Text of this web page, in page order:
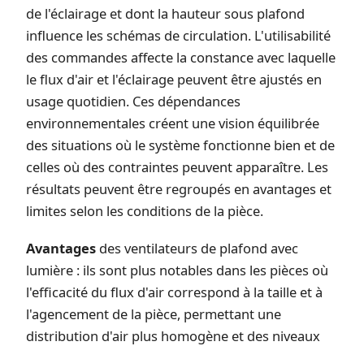
de l'éclairage et dont la hauteur sous plafond
influence les schémas de circulation. L'utilisabilité
des commandes affecte la constance avec laquelle
le flux d'air et l'éclairage peuvent être ajustés en
usage quotidien. Ces dépendances
environnementales créent une vision équilibrée
des situations où le système fonctionne bien et de
celles où des contraintes peuvent apparaître. Les
résultats peuvent être regroupés en avantages et
limites selon les conditions de la pièce.
Avantages des ventilateurs de plafond avec
lumière : ils sont plus notables dans les pièces où
l'efficacité du flux d'air correspond à la taille et à
l'agencement de la pièce, permettant une
distribution d'air plus homogène et des niveaux